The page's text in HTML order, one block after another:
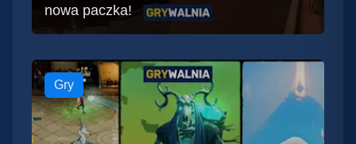
nowa paczka!
Gry